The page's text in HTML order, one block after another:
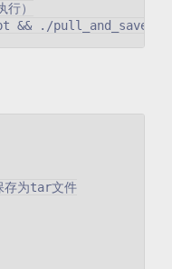
）
存为tar文件